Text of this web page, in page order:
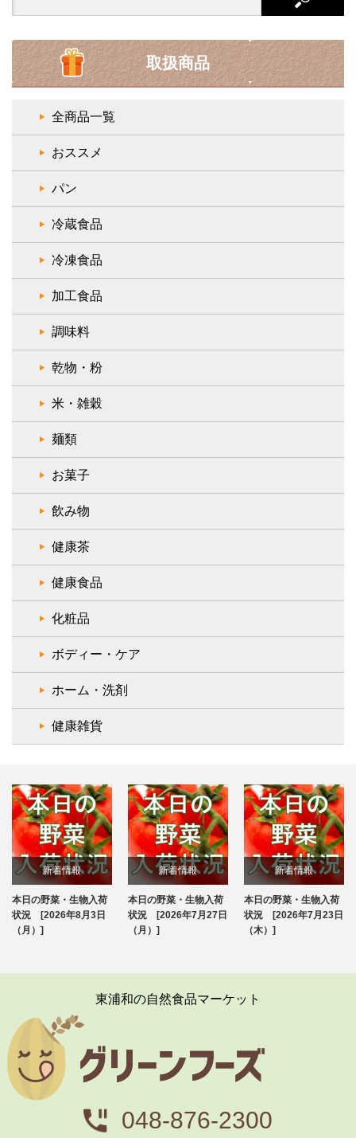
取扱商品
全商品一覧
おススメ
パン
冷蔵食品
冷凍食品
加工食品
調味料
乾物・粉
米・雑穀
麺類
お菓子
飲み物
健康茶
健康食品
化粧品
ボディー・ケア
ホーム・洗剤
健康雑貨
新着情報
ブログ
本日の野菜・生物入荷
状況 [2026年8月3日
（月）]
新着情報
ブログ
本日の野菜・生物入荷
状況 [2026年7月27日
（月）]
新着情報
ブログ
本日の野菜・生物入荷
状況 [2026年7月23日
（木）]
東浦和の自然食品マーケット
048-876-2300